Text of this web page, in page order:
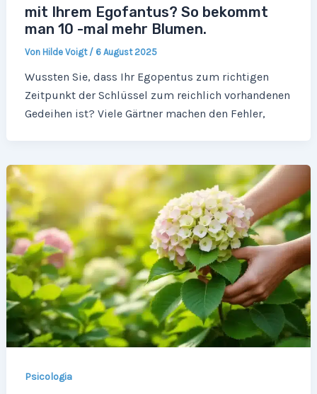
mit Ihrem Egofantus? So bekommt
man 10 -mal mehr Blumen.
Von Hilde Voigt / 6 August 2025
Wussten Sie, dass Ihr Egopentus zum richtigen
Zeitpunkt der Schlüssel zum reichlich vorhandenen
Gedeihen ist? Viele Gärtner machen den Fehler,
Psicologia